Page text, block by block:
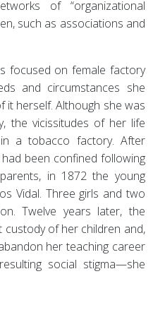
of “organizational
such as associations and
focused on female factory
and circumstances she
it herself. Although she was
the vicissitudes of her life
a tobacco factory. After
been confined following
in 1872 the young
Vidal. Three girls and two
Twelve years later, the
custody of her children and,
her teaching career
social stigma—she